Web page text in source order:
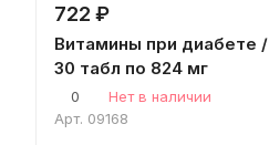
722 ₽
Витамины при диабете /
30 табл по 824 мг
0
Нет в наличии
Арт. 09168